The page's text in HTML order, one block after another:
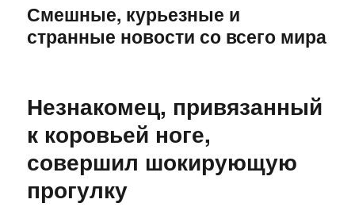
Смешные, курьезные и
странные новости со всего мира
Незнакомец, привязанный
к коровьей ноге,
совершил шокирующую
прогулку